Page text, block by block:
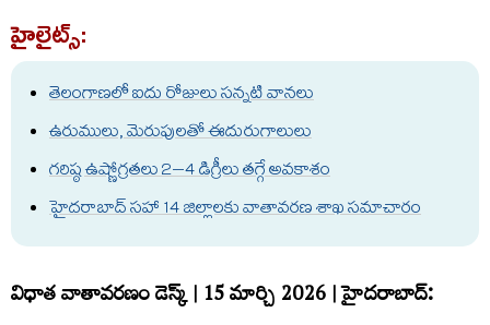
హైలైట్స్:
తెలంగాణలో ఐదు రోజులు సన్నటి వానలు
ఉరుములు, మెరుపులతో ఈదురుగాలులు
గరిష్ఠ ఉష్ణోగ్రతలు 2–4 డిగ్రీలు తగ్గే అవకాశం
హైదరాబాద్ సహా 14 జిల్లాలకు వాతావరణ శాఖ సమాచారం
విధాత వాతావరణం​ డెస్క్​ | 15 మార్చి 2026 | హైదరాబాద్​: